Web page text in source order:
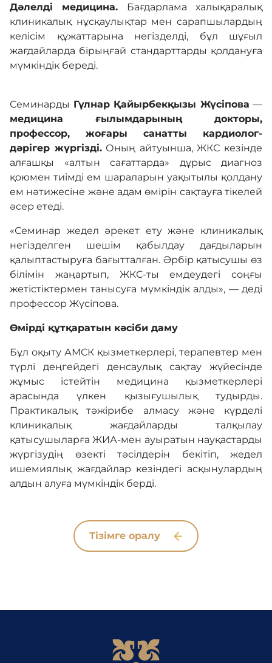
Дәлелді медицина. Бағдарлама халықаралық
клиникалық нұсқаулықтар мен сарапшылардың
келісім құжаттарына негізделді, бұл шұғыл
жағдайларда бірыңғай стандарттарды қолдануға
мүмкіндік береді.
Семинарды Гүлнар Қайырбекқызы Жүсіпова —
медицина ғылымдарының докторы,
профессор, жоғары санатты кардиолог-
дәрігер жүргізді.Оның айтуынша, ЖКС кезінде
алғашқы «алтын сағаттарда» дұрыс диагноз
қоюмен тиімді ем шараларын уақытылы қолдану
ем нәтижесіне және адам өмірін сақтауға тікелей
әсер етеді.
«Семинар жедел әрекет ету және клиникалық
негізделген шешім қабылдау дағдыларын
қалыптастыруға бағытталған. Әрбір қатысушы өз
білімін жаңартып, ЖКС-ты емдеудегі соңғы
жетістіктермен танысуға мүмкіндік алды», — деді
профессор Жүсіпова.
Өмірді құтқаратын кәсіби даму
Бұл оқыту АМСК қызметкерлері, терапевтер мен
түрлі деңгейдегі денсаулық сақтау жүйесінде
жұмыс істейтін медицина қызметкерлері
арасында үлкен қызығушылық тудырды.
Практикалық тәжірибе алмасу және күрделі
клиникалық жағдайларды талқылау
қатысушыларға ЖИА-мен ауыратын науқастарды
жүргізудің өзекті тәсілдерін бекітіп, жедел
ишемиялық жағдайлар кезіндегі асқынулардың
алдын алуға мүмкіндік берді.
Тізімге оралу